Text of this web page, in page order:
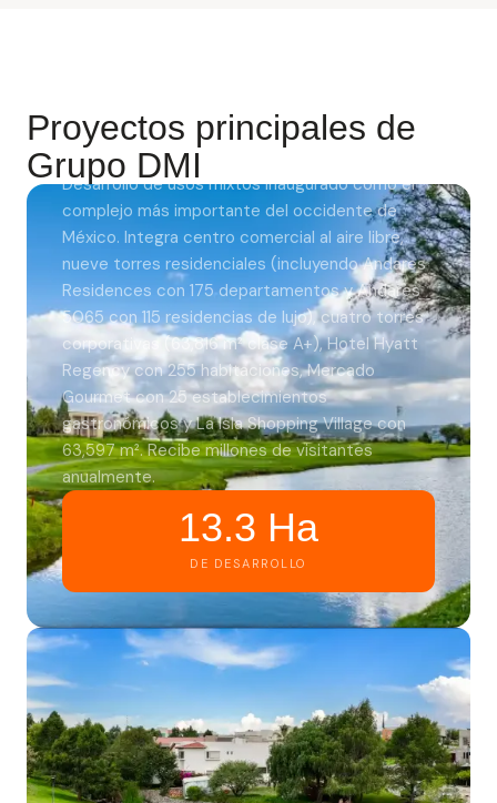
Proyectos principales de
Grupo DMI
Andares —
Guadalajara
Desarrollo de usos mixtos inaugurado como el
complejo más importante del occidente de
México. Integra centro comercial al aire libre,
nueve torres residenciales (incluyendo Andares
Residences con 175 departamentos y Andares
5065 con 115 residencias de lujo), cuatro torres
corporativas (63,816 m² clase A+), Hotel Hyatt
Regency con 255 habitaciones, Mercado
Gourmet con 25 establecimientos
gastronómicos y La Isla Shopping Village con
63,597 m². Recibe millones de visitantes
anualmente.
13.3 Ha
DE DESARROLLO